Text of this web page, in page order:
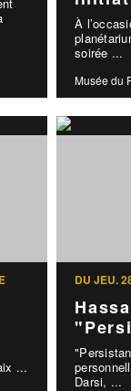
À
soirée ...
Musée du
...
DU JEU.
Darsi, ...